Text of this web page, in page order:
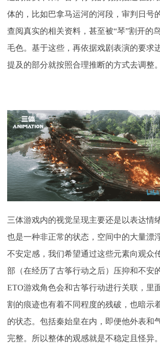
体的，比如巴拿马运河的河段，审判日号
查阅真实的相关资料，甚至被“琴”割开的
毛色。基于这些，再依据戏剧表演的要求
提及的部分就按照合理推断的方式去调整。
三体游戏内的视觉呈现主要还是以表达情
也是一种非正常的状态，空间中的大量漂
不安定感，我们希望通过这些元素向观众
部（在经历了古筝行动之后）压抑和不安
ETO游戏角色会和古筝行动进行关联，里
割的痕迹也有着不同程度的残破，也暗示
的状态。包括秦始皇在内，即便他外表和
完整。所以整体的观感就是不稳定且怪异。